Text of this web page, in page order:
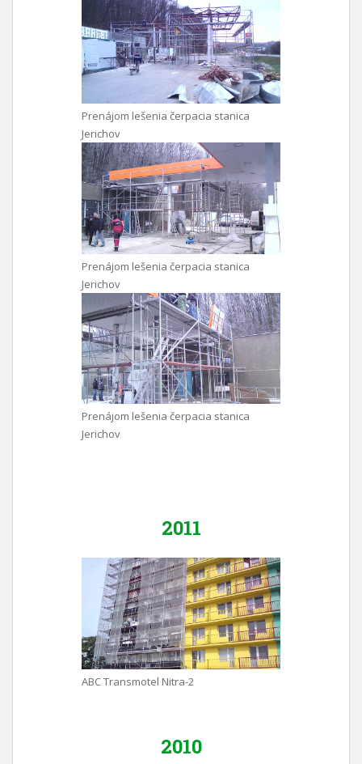
Prenájom lešenia čerpacia stanica
Jerichov
Prenájom lešenia čerpacia stanica
Jerichov
Prenájom lešenia čerpacia stanica
Jerichov
2011
ABC Transmotel Nitra-2
2010